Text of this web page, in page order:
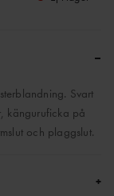
–
Svart
känguruficka på
och plaggslut.
+